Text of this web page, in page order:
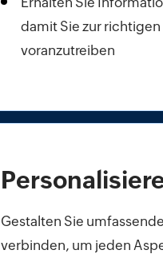
damit Sie zur
voranzutreiben
Gestalten Sie
verbinden, um jeden